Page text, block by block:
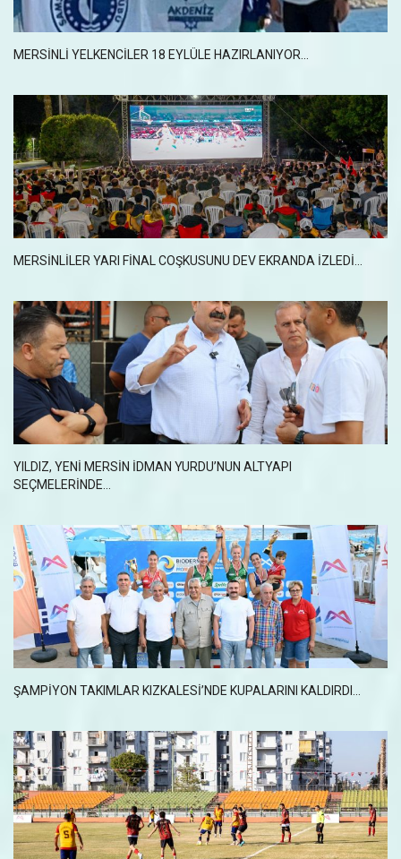
MERSINLI YELKENCILER 18 EYLÜLE HAZIRLANIYOR...
MERSİNLİLER YARI FİNAL COŞKUSUNU DEV EKRANDA İZLEDİ...
YILDIZ, YENİ MERSİN İDMAN YURDU’NUN ALTYAPI
SEÇMELERİNDE...
ŞAMPİYON TAKIMLAR KIZKALESİ’NDE KUPALARINI KALDIRDI...